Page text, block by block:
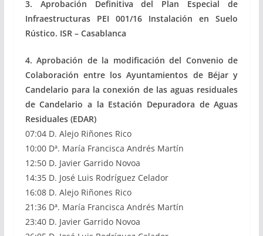
3. Aprobación Definitiva del Plan Especial de
Infraestructuras PEI 001/16 Instalación en Suelo
Rústico. ISR – Casablanca
4. Aprobación de la modificación del Convenio de
Colaboración entre los Ayuntamientos de Béjar y
Candelario para la conexión de las aguas residuales
de Candelario a la Estación Depuradora de Aguas
Residuales (EDAR)
07:04 D. Alejo Riñones Rico
10:00 Dª. María Francisca Andrés Martín
12:50 D. Javier Garrido Novoa
14:35 D. José Luis Rodríguez Celador
16:08 D. Alejo Riñones Rico
21:36 Dª. María Francisca Andrés Martín
23:40 D. Javier Garrido Novoa